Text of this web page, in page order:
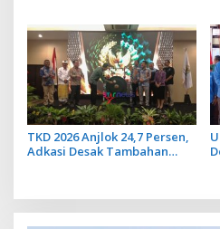
TKD 2026 Anjlok 24,7 Persen,
Adkasi Desak Tambahan